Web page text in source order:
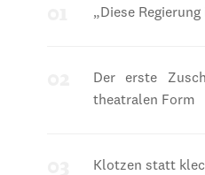
„Diese
Der erste
theatralen Form
Klotzen statt